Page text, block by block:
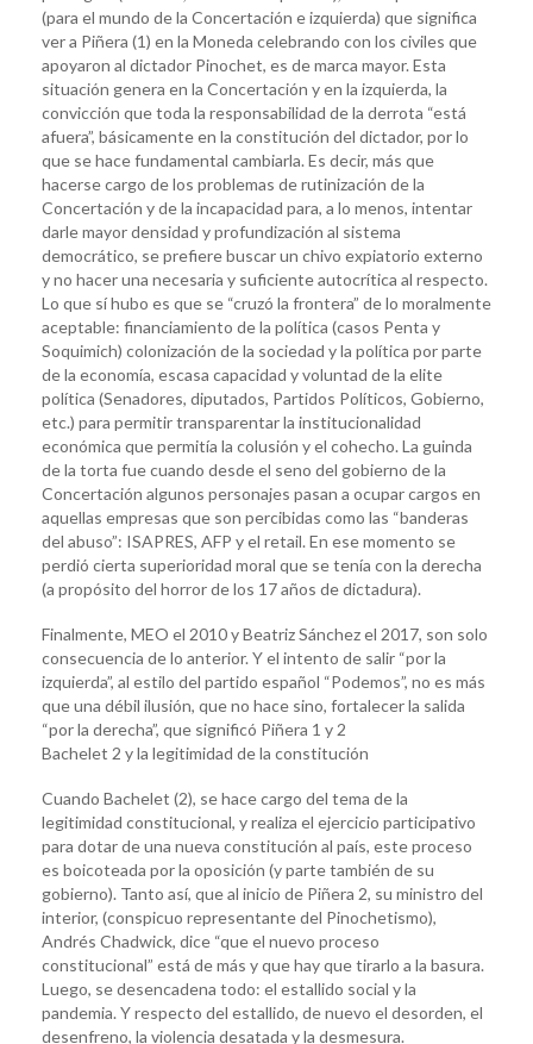
(para el mundo de la Concertación e izquierda) que significa
ver a Piñera (1) en la Moneda celebrando con los civiles que
apoyaron al dictador Pinochet, es de marca mayor. Esta
situación genera en la Concertación y en la izquierda, la
convicción que toda la responsabilidad de la derrota “está
afuera”, básicamente en la constitución del dictador, por lo
que se hace fundamental cambiarla. Es decir, más que
hacerse cargo de los problemas de rutinización de la
Concertación y de la incapacidad para, a lo menos, intentar
darle mayor densidad y profundización al sistema
democrático, se prefiere buscar un chivo expiatorio externo
y no hacer una necesaria y suficiente autocrítica al respecto.
Lo que sí hubo es que se “cruzó la frontera” de lo moralmente
aceptable: financiamiento de la política (casos Penta y
Soquimich) colonización de la sociedad y la política por parte
de la economía, escasa capacidad y voluntad de la elite
política (Senadores, diputados, Partidos Políticos, Gobierno,
etc.) para permitir transparentar la institucionalidad
económica que permitía la colusión y el cohecho. La guinda
de la torta fue cuando desde el seno del gobierno de la
Concertación algunos personajes pasan a ocupar cargos en
aquellas empresas que son percibidas como las “banderas
del abuso”: ISAPRES, AFP y el retail. En ese momento se
perdió cierta superioridad moral que se tenía con la derecha
(a propósito del horror de los 17 años de dictadura).
Finalmente, MEO el 2010 y Beatriz Sánchez el 2017, son solo
consecuencia de lo anterior. Y el intento de salir “por la
izquierda”, al estilo del partido español “Podemos”, no es más
que una débil ilusión, que no hace sino, fortalecer la salida
“por la derecha”, que significó Piñera 1 y 2
Bachelet 2 y la legitimidad de la constitución
Cuando Bachelet (2), se hace cargo del tema de la
legitimidad constitucional, y realiza el ejercicio participativo
para dotar de una nueva constitución al país, este proceso
es boicoteada por la oposición (y parte también de su
gobierno). Tanto así, que al inicio de Piñera 2, su ministro del
interior, (conspicuo representante del Pinochetismo),
Andrés Chadwick, dice “que el nuevo proceso
constitucional” está de más y que hay que tirarlo a la basura.
Luego, se desencadena todo: el estallido social y la
pandemia. Y respecto del estallido, de nuevo el desorden, el
desenfreno, la violencia desatada y la desmesura.